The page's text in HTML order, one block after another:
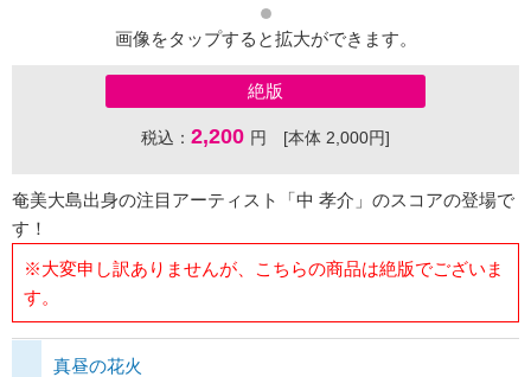
画像をタップすると拡大ができます。
絶版
税込： 2,200 円 [本体 2,000円]
奄美大島出身の注目アーティスト「中 孝介」のスコアの登場で
す！
※大変申し訳ありませんが、こちらの商品は絶版でございま
す。
真昼の花火